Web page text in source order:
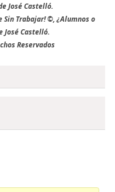
José Castelló.
Sin Trabajar! ©, ¿Alumnos o
Castelló.
Reservados